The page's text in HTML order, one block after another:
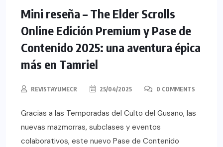
Mini reseña – The Elder Scrolls
Online Edición Premium y Pase de
Contenido 2025: una aventura épica
más en Tamriel
REVISTAYUMECR 25/04/2025 0 COMMENTS
Gracias a las Temporadas del Culto del Gusano, las
nuevas mazmorras, subclases y eventos
colaborativos, este nuevo Pase de Contenido